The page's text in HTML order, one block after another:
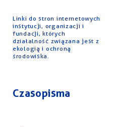
Linki do stron internetowych
instytucji, organizacji i
fundacji, których
działalność związana jest z
ekologią i ochroną
środowiska.
Czasopisma